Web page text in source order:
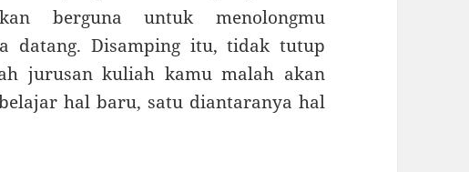
berguna untuk menolongmu
datang. Disamping itu, tidak tutup
jurusan kuliah kamu malah akan
hal baru, satu diantaranya hal